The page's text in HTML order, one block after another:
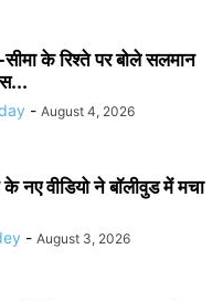
के रिश्ते पर बोले सलमान
- August 4, 2026
नए वीडियो ने बॉलीवुड में मचा
- August 3, 2026